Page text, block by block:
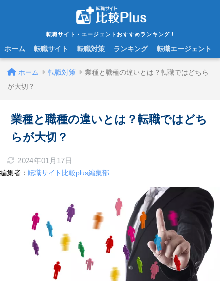
転職サイト・エージェントおすすめランキング！
ホーム 転職サイト 転職対策 ランキング 転職エージェント
ホーム 転職対策
業種と職種の違いとは？転職ではどちら
が大切？
業種と職種の違いとは？転職ではどち
らが大切？
2024年01月17日
編集者： 転職サイト比較plus編集部